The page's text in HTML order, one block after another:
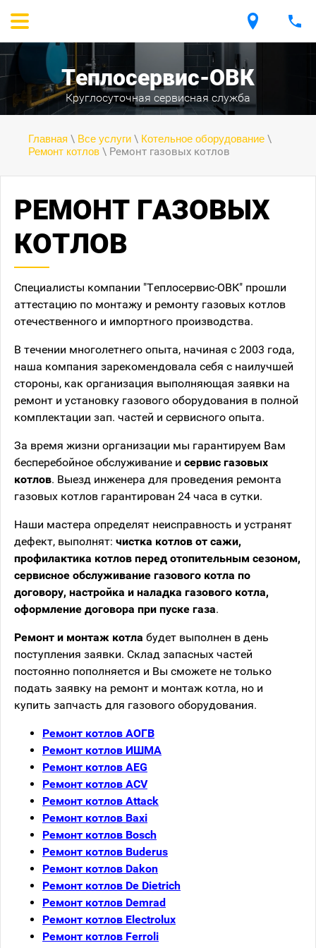
ВЫЗВАТЬ МАСТЕРА +7 (495) 181-18-41
Теплосервис-ОВК
Круглосуточная сервисная служба
Главная \ Все услуги \ Котельное оборудование \
Ремонт котлов \ Ремонт газовых котлов
РЕМОНТ ГАЗОВЫХ
КОТЛОВ
Специалисты компании "Теплосервис-ОВК" прошли
аттестацию по монтажу и ремонту газовых котлов
отечественного и импортного производства.
В течении многолетнего опыта, начиная с 2003 года,
наша компания зарекомендовала себя с наилучшей
стороны, как организация выполняющая заявки на
ремонт и установку газового оборудования в полной
комплектации зап. частей и сервисного опыта.
За время жизни организации мы гарантируем Вам
бесперебойное обслуживание и сервис газовых
котлов. Выезд инженера для проведения ремонта
газовых котлов гарантирован 24 часа в сутки.
Наши мастера определят неисправность и устранят
дефект, выполнят: чистка котлов от сажи,
профилактика котлов перед отопительным сезоном,
сервисное обслуживание газового котла по
договору, настройка и наладка газового котла,
оформление договора при пуске газа.
Ремонт и монтаж котла будет выполнен в день
поступления заявки. Склад запасных частей
постоянно пополняется и Вы сможете не только
подать заявку на ремонт и монтаж котла, но и
купить запчасть для газового оборудования.
Ремонт котлов АОГВ
Ремонт котлов ИШМА
Ремонт котлов AEG
Ремонт котлов ACV
Ремонт котлов Attack
Ремонт котлов Baxi
Ремонт котлов Bosch
Ремонт котлов Buderus
Ремонт котлов Dakon
Ремонт котлов De Dietrich
Ремонт котлов Demrad
Ремонт котлов Electrolux
Ремонт котлов Ferroli